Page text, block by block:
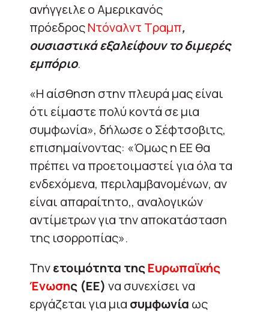
ανήγγειλε ο Αμερικανός
πρόεδροςΝτόναλντ Τραμπ,
ουσιαστικά εξαλείφουν το διμερές
εμπόριο.
«Η αίσθηση στην πλευρά μας είναι
ότι είμαστε πολύ κοντά σε μια
συμφωνία», δήλωσε ο Σέφτσοβιτς,
επισημαίνοντας: «Όμως η ΕΕ θα
πρέπει να προετοιμαστεί για όλα τα
ενδεχόμενα, περιλαμβανομένων, αν
είναι απαραίτητο,, αναλογικών
αντίμετρων για την αποκατάσταση
της ισορροπίας».
Τηνετοιμότητα τηςΕυρωπαϊκής
Ένωσης (ΕΕ) να συνεχίσει να
εργάζεται για μια συμφωνία ως